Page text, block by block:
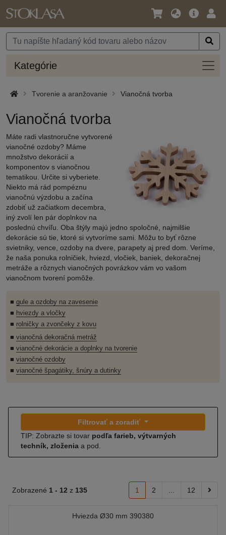
Jazyk
Mena
Hlavná
Kategórie
Tvorenie a aranžovanie Vianočná tvorba
Vianočná tvorba
Máte radi vlastnoručne vytvorené
vianočné ozdoby? Máme
množstvo dekorácií a
komponentov s vianočnou
tematikou. Určite si vyberiete.
Niekto má rád pompéznu
vianočnú výzdobu a začína
zdobiť už začiatkom decembra,
iný zvolí len pár doplnkov na
poslednú chvíľu. Oba štýly majú jedno spoločné, najmilšie
dekorácie sú tie, ktoré si vytvoríme sami. Môžu to byť rôzne
svietniky, vence, ozdoby na dvere, parapety aj pred dom. Veríme,
že naša ponuka rolničiek, hviezd, vločiek, baniek, dekoračnej
metráže a rôznych vianočných povrázkov vám vo vašom
vianočnom tvorení pomôže.
■ gule a ozdoby na zavesenie
■ hviezdy a vločky
■ rolničky a zvončeky z kovu
■ vianočná dekoračná metráž
■ vianočné dekorácie a doplnky na tvorenie
■ vianočné ozdoby
■ vianočné špagátiky, šnúry a dutinky
Filtrovať a zoradiť
TIP: Zobrazte si tovar podľa farieb, výtvarných
techník, zloženia a pod.
Zobrazené 1 - 12 z 135 1 2 12
Hviezda Ø30 mm 390380